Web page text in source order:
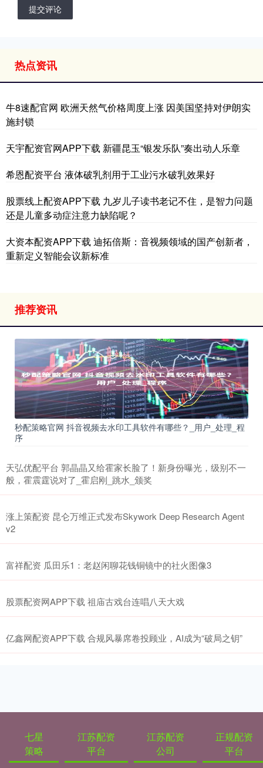
提交评论
热点资讯
牛8速配官网 欧洲天然气价格周度上涨 因美国坚持对伊朗实
施封锁
天宇配资官网APP下载 新疆昆玉“银发乐队”奏出动人乐章
希恩配资平台 液体破乳剂用于工业污水破乳效果好
股票线上配资APP下载 九岁儿子读书老记不住，是智力问题
还是儿童多动症注意力缺陷呢？
大资本配资APP下载 迪拓倍斯：音视频领域的国产创新者，
重新定义智能会议新标准
推荐资讯
秒配策略官网 抖音视频去水印工具软件有哪些？_用户_处理_程
序
天弘优配平台 郭晶晶又给霍家长脸了！新身份曝光，级别不一
般，霍震霆说对了_霍启刚_跳水_颁奖
涨上策配资 昆仑万维正式发布Skywork Deep Research Agent
v2
富祥配资 瓜田乐1：老赵闲聊花钱铜镜中的社火图像3
股票配资网APP下载 祖庙古戏台连唱八天大戏
亿鑫网配资APP下载 合规风暴席卷投顾业，AI成为“破局之钥”
七星
策略
江苏配资
平台
江苏配资
公司
正规配资
平台